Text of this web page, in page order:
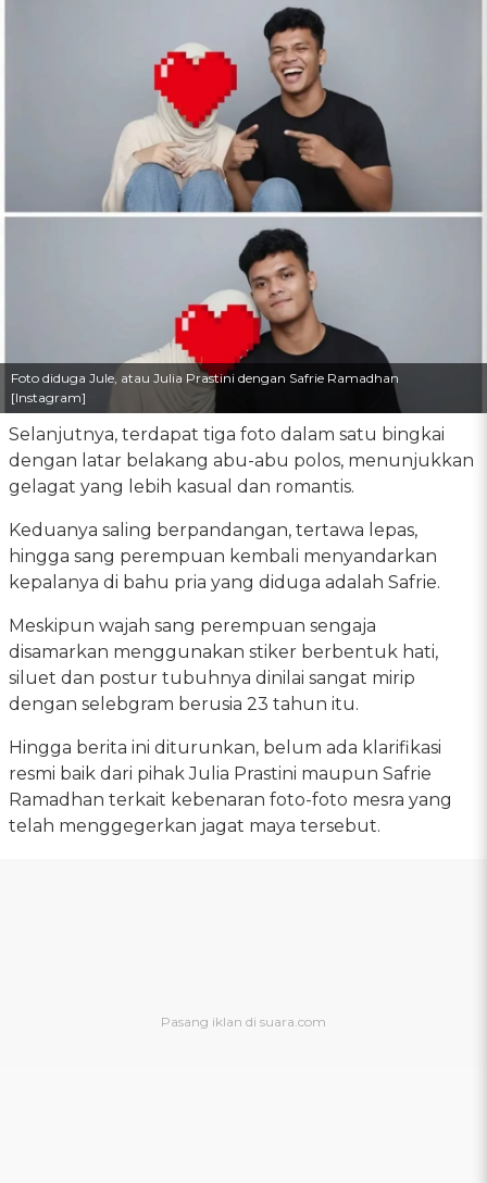
Foto diduga Jule, atau Julia Prastini dengan Safrie Ramadhan
[Instagram]
Selanjutnya, terdapat tiga foto dalam satu bingkai
dengan latar belakang abu-abu polos, menunjukkan
gelagat yang lebih kasual dan romantis.
Keduanya saling berpandangan, tertawa lepas,
hingga sang perempuan kembali menyandarkan
kepalanya di bahu pria yang diduga adalah Safrie.
Meskipun wajah sang perempuan sengaja
disamarkan menggunakan stiker berbentuk hati,
siluet dan postur tubuhnya dinilai sangat mirip
dengan selebgram berusia 23 tahun itu.
Hingga berita ini diturunkan, belum ada klarifikasi
resmi baik dari pihak Julia Prastini maupun Safrie
Ramadhan terkait kebenaran foto-foto mesra yang
telah menggegerkan jagat maya tersebut.